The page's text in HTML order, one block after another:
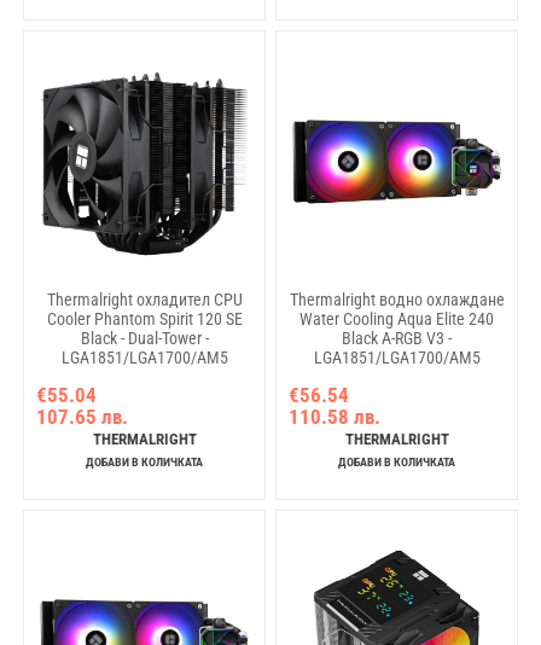
Thermalright охладител CPU
Cooler Phantom Spirit 120 SE
Black - Dual-Tower -
LGA1851/LGA1700/AM5
€55.04
107.65 лв.
THERMALRIGHT
ДОБАВИ В КОЛИЧКАТА
Thermalright водно охлаждане
Water Cooling Aqua Elite 240
Black A-RGB V3 -
LGA1851/LGA1700/AM5
€56.54
110.58 лв.
THERMALRIGHT
ДОБАВИ В КОЛИЧКАТА